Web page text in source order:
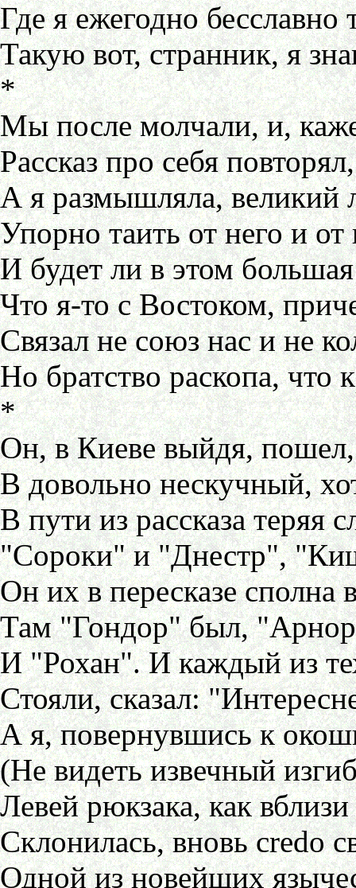
Где я ежегодно бесславно
Такую вот, странник, я
*
Мы после молчали, и,
Рассказ про себя
А я размышляла, великий
Упорно таить от него и от
И будет ли в этом
Что я-то с Востоком,
Связал не союз нас и не
Но братство раскопа, что
*
Он, в Киеве выйдя, пошел,
В довольно нескучный,
В пути из рассказа теряя
"Сороки" и "Днестр",
Он их в пересказе сполна
Там "Гондор" был,
И "Рохан". И каждый из
Стояли, сказал:
А я, повернувшись к
(Не видеть извечный
Левей рюкзака, как вблизи
Склонилась, вновь credo
Одной из новейших